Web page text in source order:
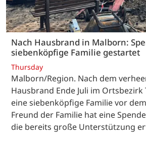
Nach Hausbrand in Malborn:
siebenköpfige Familie gestartet
Thursday
Malborn/Region. Nach dem
Hausbrand Ende Juli im
eine siebenköpfige Familie vor
Freund der Familie hat eine
die bereits große Unterstützung